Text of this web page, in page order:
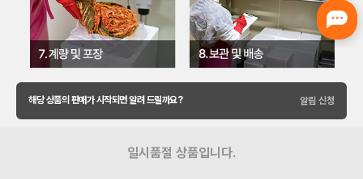
일시품절 상품입니다.
해당 상품의 판매가 시작되면 알려 드릴까요? 알림 신청